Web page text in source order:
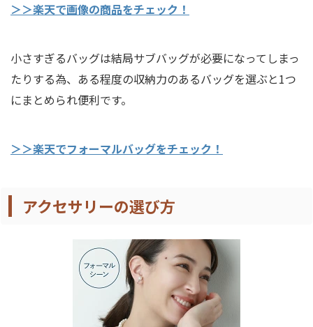
＞＞楽天で画像の商品をチェック！
小さすぎるバッグは結局サブバッグが必要になってしまっ
たりする為、ある程度の収納力のあるバッグを選ぶと1つ
にまとめられ便利です。
＞＞楽天でフォーマルバッグをチェック！
アクセサリーの選び方